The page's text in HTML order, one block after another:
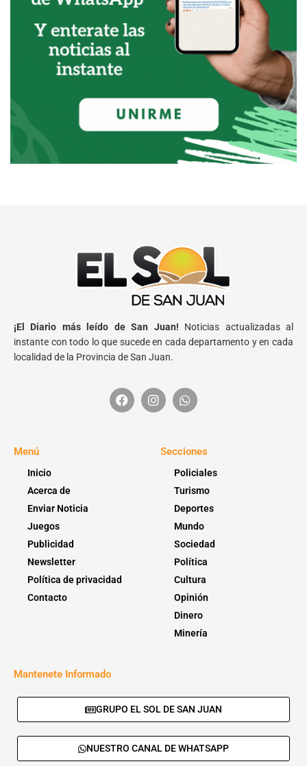
¡El Diario más leído de San Juan! Noticias actualizadas al
instante con todo lo que sucede en cada departamento y en cada
localidad de la Provincia de San Juan.
Menú
Inicio
Acerca de
Enviar Noticia
Juegos
Publicidad
Newsletter
Política de privacidad
Contacto
Secciones
Policiales
Turismo
Deportes
Mundo
Sociedad
Política
Cultura
Opinión
Dinero
Minería
Mantenete Informado
GRUPO EL SOL DE SAN JUAN
NUESTRO CANAL DE WHATSAPP